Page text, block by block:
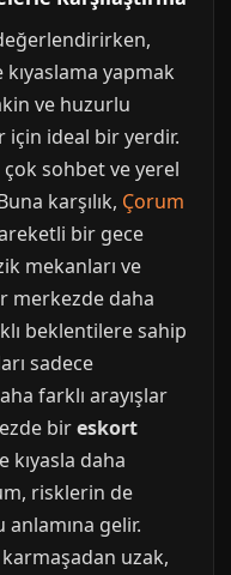
yapmak
ve huzurlu
için ideal bir yerdir.
sohbet ve yerel
karşılık, Çorum
bir gece
mekanları ve
merkezde daha
beklentilere sahip
sadece
farklı arayışlar
bireskort
daha
risklerin de
gelir.
uzak,